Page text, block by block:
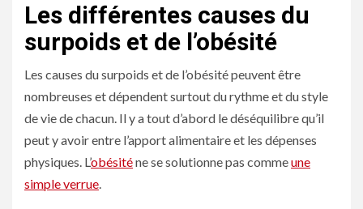
Les différentes causes du
surpoids et de l’obésité
Les causes du surpoids et de l’obésité peuvent être
nombreuses et dépendent surtout du rythme et du style
de vie de chacun. Il y a tout d’abord le déséquilibre qu’il
peut y avoir entre l’apport alimentaire et les dépenses
physiques. L’obésiténe se solutionne pas commeune
simple verrue.